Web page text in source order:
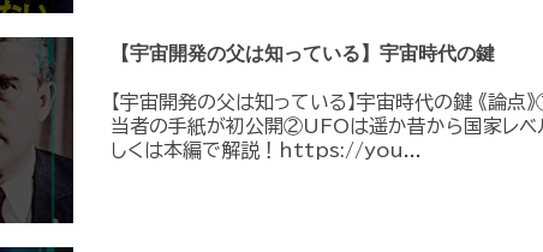
【宇宙開発の父は知っている】宇宙時代の鍵
【宇宙開発の父は知っている】宇宙時代の鍵 《論点
当者の手紙が初公開②UFOは遥か昔から国家レ
しくは本編で解説！https://you...